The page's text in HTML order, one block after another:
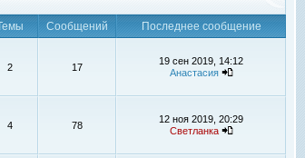
Сообщений
Последнее сообщение
2 17
19 сен 2019, 14:12
Анастасия
4 78
12 ноя 2019, 20:29
Светланка